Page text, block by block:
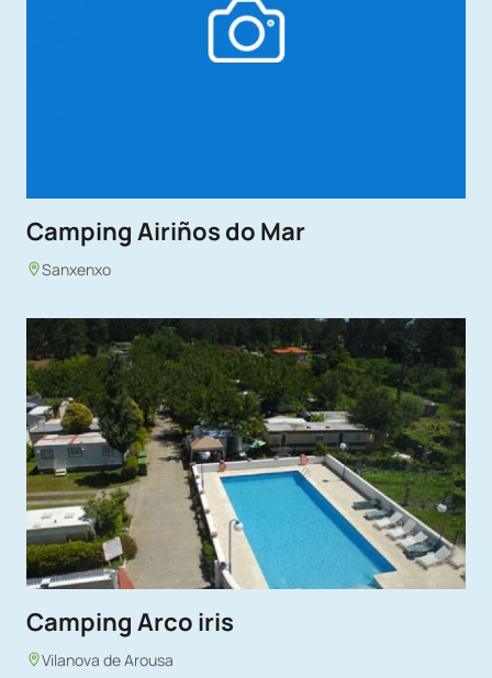
Camping Airiños do Mar
Sanxenxo
Camping Arco iris
Vilanova de Arousa